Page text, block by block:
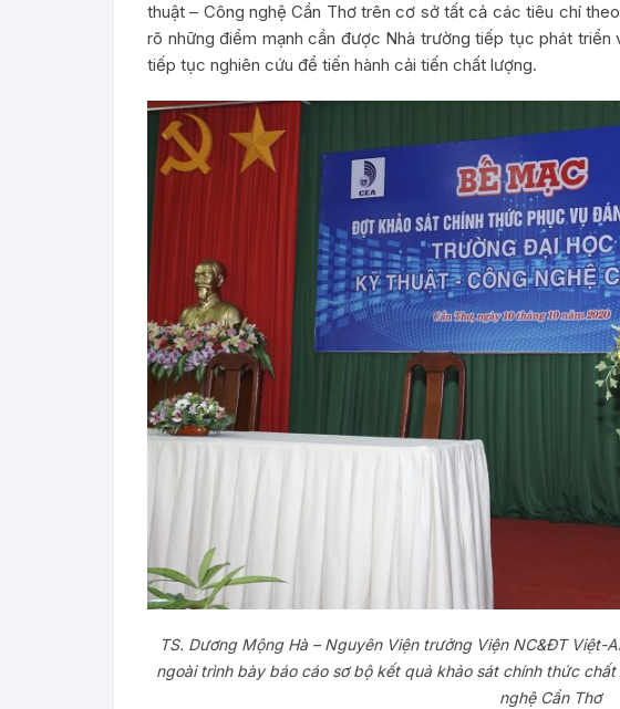
thuật – Công nghệ Cần Thơ trên cơ sở tất cả các tiêu chí
rõ những điểm mạnh cần được Nhà trường tiếp tục phát
tiếp tục nghiên cứu để tiến hành cải tiến chất lượng.
TS. Dương Mộng Hà – Nguyên Viện trưởng Viện NC&ĐT Việt-
ngoài trình bày báo cáo sơ bộ kết quả khảo sát chính thức
nghệ Cần Thơ